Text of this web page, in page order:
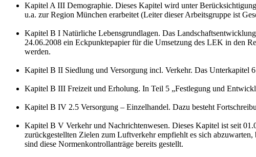
Kapitel A III Demographie. Dieses Kapitel wird unter
u.a. zur Region München erarbeitet (Leiter dieser Arbeitsgruppe ist
Kapitel B I Natürliche Lebensgrundlagen. Das
24.06.2008 ein Eckpunktepapier für die Umsetzung des LEK in den
werden.
Kapitel B II Siedlung und Versorgung incl. Verkehr. Das Unterkapitel
Kapitel B III Freizeit und Erholung. In Teil 5 „Festlegung und
Kapitel B IV 2.5 Versorgung – Einzelhandel. Dazu besteht
Kapitel B V Verkehr und Nachrichtenwesen. Dieses Kapitel ist seit
zurückgestellten Zielen zum Luftverkehr empfiehlt es sich
sind diese Normenkontrollanträge bereits gestellt.